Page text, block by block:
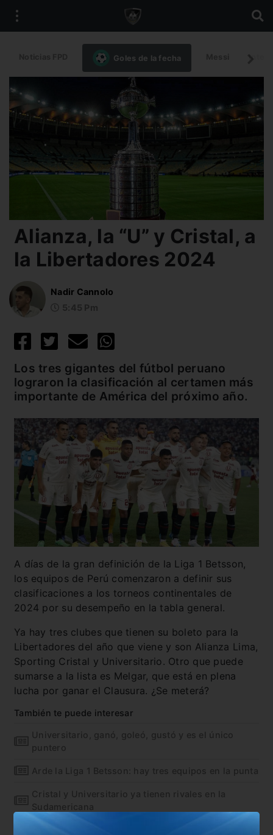
Goles de la fecha
Alianza, la “U” y Cristal, a
la Libertadores 2024
Nadir Cannolo
Los tres gigantes del fútbol peruano
lograron la clasificación al certamen más
importante de América del próximo año.
A días de la gran definición de la Liga 1 Betsson,
los equipos de Perú comenzaron a definir sus
clasificaciones a los torneos continentales de
2024 por su desempeño en la tabla general.
Ya hay tres clubes que tienen su boleto para la
Libertadores del año que viene y son Alianza Lima,
Sporting Cristal y Universitario. Otro que puede
sumarse a la lista es Melgar, que está en plena
lucha por ganar el Clausura. ¿Se meterá?
También te puede interesar
Universitario, ganó, goleó, gustó y es el único
puntero
Arde la Liga 1 Betsson: hay tres equipos en la punta
Cristal y Universitario ya tienen rivales en la
Sudamericana